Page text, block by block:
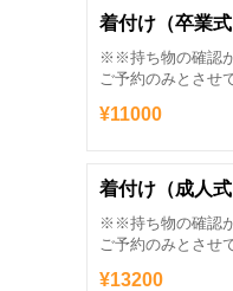
着付け（卒業式
※※持ち物の確認
ご予約のみとさせ
¥11000
着付け（成人式
※※持ち物の確認
ご予約のみとさせ
¥13200